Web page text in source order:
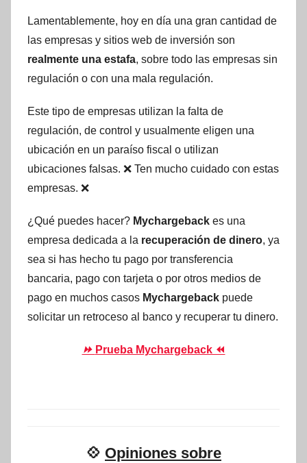
Lamentablemente, hoy en día una gran cantidad de
las empresas y sitios web de inversión son
realmente una estafa, sobre todo las empresas sin
regulación o con una mala regulación.
Este tipo de empresas utilizan la falta de
regulación, de control y usualmente eligen una
ubicación en un paraíso fiscal o utilizan
ubicaciones falsas. ❌ Ten mucho cuidado con estas
empresas. ❌
¿Qué puedes hacer? Mychargeback es una
empresa dedicada a la recuperación de dinero, ya
sea si has hecho tu pago por transferencia
bancaria, pago con tarjeta o por otros medios de
pago en muchos casos Mychargeback puede
solicitar un retroceso al banco y recuperar tu dinero.
⏩ Prueba Mychargeback ⏪
💠 Opiniones sobre